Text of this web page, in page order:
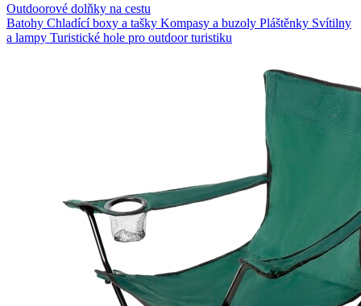
Outdoorové dolňky na cestu
Batohy Chladící boxy a tašky Kompasy a buzoly Pláštěnky Svítilny
a lampy Turistické hole pro outdoor turistiku